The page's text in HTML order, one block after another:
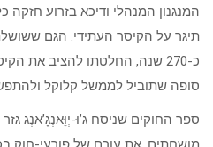
המנגנון המנהלי ודיכא בזרוע
תיגר על הקיסר העתידי. הגם
כ-270 שנה, החלטתו להציב את
סופה שתוביל לממשל קלוקל
ספר החוקים שניסח ג’וּ-יְוֵּאנְגָ’אנְג